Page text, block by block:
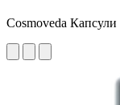
Cosmoveda